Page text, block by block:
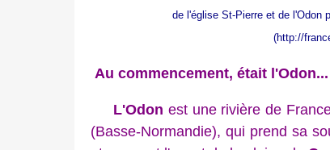
de l'église St-Pierre et de l'Odon
(http://
Au commencement, était l'Odon...
L'Odon est une rivière de
(Basse-Normandie), qui prend sa